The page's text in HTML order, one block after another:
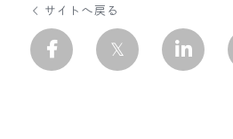
サイトへ戻る